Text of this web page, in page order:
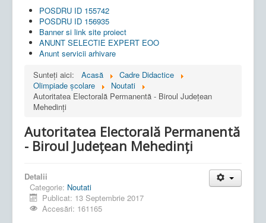
POSDRU ID 155742
POSDRU ID 156935
Banner si link site proiect
ANUNT SELECTIE EXPERT EOO
Anunt servicii arhivare
Sunteți aici:
Acasă
Cadre Didactice
Olimpiade școlare
Noutati
Autoritatea Electorală Permanentă - Biroul Judeţean
Mehedinţi
Autoritatea Electorală Permanentă
- Biroul Judeţean Mehedinţi
Detalii
Categorie: Noutati
Publicat: 13 Septembrie 2017
Accesări: 161165